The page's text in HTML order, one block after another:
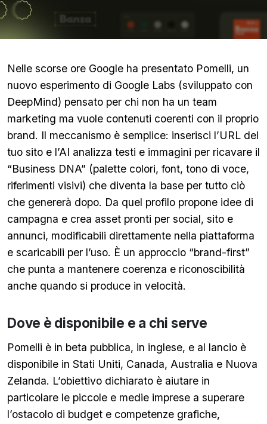
Nelle scorse ore Google ha presentato Pomelli, un
nuovo esperimento di Google Labs (sviluppato con
DeepMind) pensato per chi non ha un team
marketing ma vuole contenuti coerenti con il proprio
brand. Il meccanismo è semplice: inserisci l’URL del
tuo sito e l’AI analizza testi e immagini per ricavare il
“Business DNA” (palette colori, font, tono di voce,
riferimenti visivi) che diventa la base per tutto ciò
che genererà dopo. Da quel profilo propone idee di
campagna e crea asset pronti per social, sito e
annunci, modificabili direttamente nella piattaforma
e scaricabili per l’uso. È un approccio “brand-first”
che punta a mantenere coerenza e riconoscibilità
anche quando si produce in velocità.
Dove è disponibile e a chi serve
Pomelli è in beta pubblica, in inglese, e al lancio è
disponibile in Stati Uniti, Canada, Australia e Nuova
Zelanda. L’obiettivo dichiarato è aiutare in
particolare le piccole e medie imprese a superare
l’ostacolo di budget e competenze grafiche,